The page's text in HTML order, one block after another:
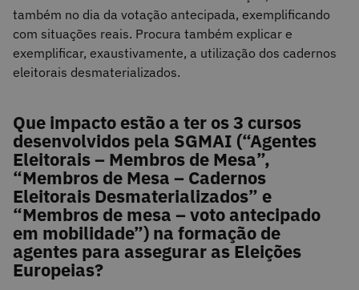
também no dia da votação antecipada, exemplificando
com situações reais. Procura também explicar e
exemplificar, exaustivamente, a utilização dos cadernos
eleitorais desmaterializados.
Que impacto estão a ter os 3 cursos
desenvolvidos pela SGMAI (“Agentes
Eleitorais – Membros de Mesa”,
“Membros de Mesa – Cadernos
Eleitorais Desmaterializados” e
“Membros de mesa – voto antecipado
em mobilidade”) na formação de
agentes para assegurar as Eleições
Europeias?